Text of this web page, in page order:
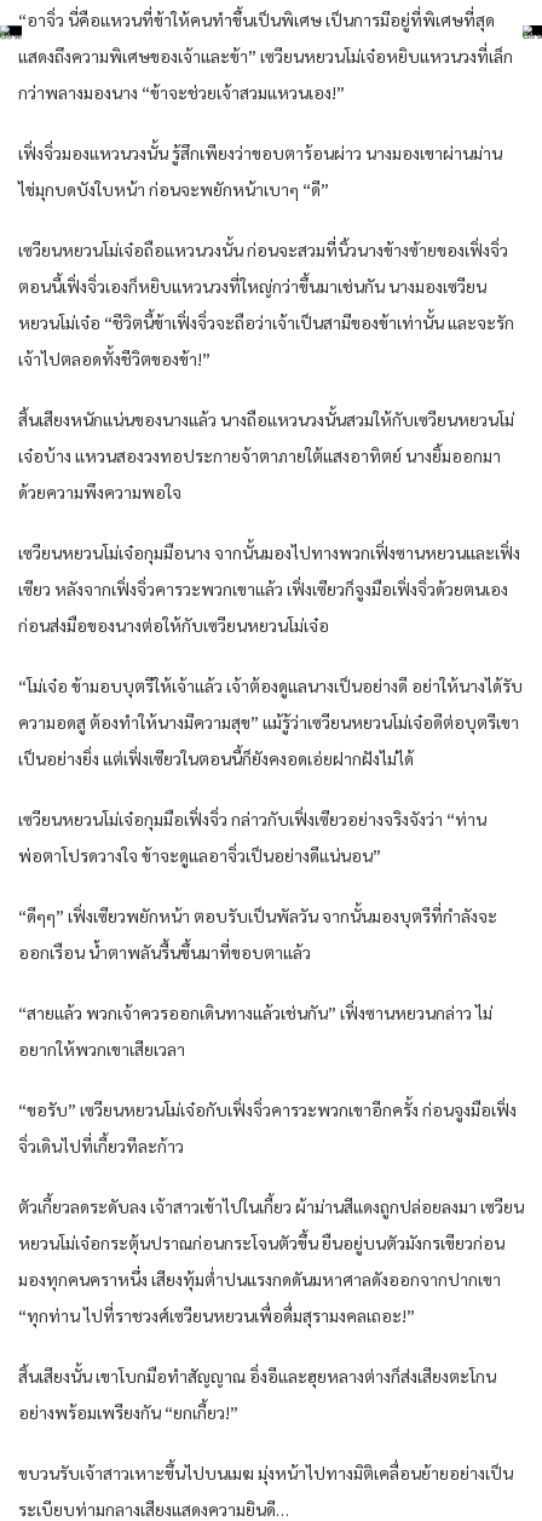
“อา​จิ่ว​ นี่​คือ​แหวน​ที่​ข้า​ให้​คน​ทำ​ขึ้น​เป็นพิเศษ​ เป็นการ​มีอยู่​ที่​พิเศษ​ที่สุด​
แสดงถึง​ความ​พิเศษ​ของ​เจ้าและ​ข้า​” เซวียน​หยวน​โม่เจ๋อ​หยิบ​แหวน​วง​ที่​เล็ก​
กว่า​พลาง​มอง​นาง​ “ข้า​จะช่วย​เจ้าสวม​แหวน​เอง​!”
เฟิ่งจิ่ว​มอง​แหวน​วง​นั้น​ รู้สึก​เพียง​ว่า​ขอบตา​ร้อนผ่าว​ นาง​มอง​เขา​ผ่าน​ม่าน​
ไข่มุก​บดบัง​ใบหน้า​ ก่อน​จะพยักหน้า​เบา​ๆ “ดี​”
เซวียน​หยวน​โม่เจ๋อ​ถือ​แหวน​วง​นั้น​ ก่อน​จะสวม​ที่​นิ้วนาง​ข้าง​ซ้าย​ของ​เฟิ่งจิ่ว​
ตอนนี้​เฟิ่งจิ่ว​เอง​ก็​หยิบ​แหวน​วง​ที่​ใหญ่​กว่า​ขึ้น​มาเช่นกัน​ นาง​มอง​เซวียน​
หยวน​โม่เจ๋อ​ “ชีวิต​นี้​ข้า​เฟิ่งจิ่ว​จะถือว่า​เจ้าเป็น​สามีของ​ข้า​เท่านั้น​ และ​จะรัก​
เจ้าไปตลอดทั้ง​ชีวิต​ของ​ข้า​!”
สิ้น​เสียง​หนักแน่น​ของ​นาง​แล้ว​ นาง​ถือ​แหวน​วง​นั้น​สวม​ให้​กับ​เซวียน​หยวน​โม่
เจ๋อ​บ้าง​ แหวน​สอ​งวง​ทอ​ประกาย​จ้าตา​ภายใต้​แสงอาทิตย์​ นาง​ยิ้ม​ออกมา​
ด้วย​ความ​พึง​ความพอใจ​
เซวียน​หยวน​โม่เจ๋อ​กุมมือ​นาง​ จากนั้น​มอง​ไปทาง​พวก​เฟิ่งซาน​หยวน​และ​เฟิ่ง
เซียว​ หลังจาก​เฟิ่งจิ่ว​คารวะ​พวกเขา​แล้ว​ เฟิ่งเซียว​ก็​จูงมือ​เฟิ่งจิ่ว​ด้วย​ตนเอง​
ก่อน​ส่งมือ​ของ​นาง​ต่อให้​กับ​เซวียน​หยวน​โม่เจ๋อ​
“โม่เจ๋อ​ ข้า​มอบ​บุตรี​ให้​เจ้าแล้ว​ เจ้าต้อง​ดูแล​นาง​เป็น​อย่าง​ดี​ อย่า​ให้​นาง​ได้รับ​
ความ​อดสู​ ต้อง​ทำให้​นาง​มีความสุข​” แม้รู้​ว่า​เซวียน​หยวน​โม่เจ๋อ​ดี​ต่อ​บุตรี​เขา​
เป็น​อย่างยิ่ง​ แต่​เฟิ่งเซียว​ใน​ตอนนี้​ก็​ยังคง​อด​เอ่ย​ฝากฝัง​ไม่ได้​
เซวียน​หยวน​โม่เจ๋อ​กุมมือ​เฟิ่งจิ่ว​ กล่าว​กับ​เฟิ่งเซียว​อย่าง​จริงจัง​ว่า​ “ท่าน​
พ่อตา​โปรด​วางใจ​ ข้า​จะดูแล​อา​จิ่ว​เป็น​อย่าง​ดี​แน่นอน​”
“ดี​ๆๆ” เฟิ่งเซียว​พยักหน้า​ ตอบรับ​เป็น​พัลวัน​ จากนั้น​มอง​บุตรี​ที่​กำลังจะ​
ออกเรือน​ น้ำตา​พลัน​รื้น​ขึ้น​มาที่​ขอบตา​แล้ว​
“สาย​แล้ว​ พวก​เจ้าควร​ออกเดินทาง​แล้ว​เช่นกัน​” เฟิ่งซาน​หยวน​กล่าว​ ไม่
อยาก​ให้​พวกเขา​เสียเวลา​
“ขอรับ​” เซวียน​หยวน​โม่เจ๋อ​กับ​เฟิ่งจิ่ว​คารวะ​พวกเขา​อีกครั้ง​ ก่อน​จูงมือ​เฟิ่ง
จิ่ว​เดิน​ไปที่​เกี้ยว​ทีละ​ก้าว​
ตัว​เกี้ยว​ลด​ระดับ​ลง​ เจ้าสาว​เข้าไป​ใน​เกี้ยว​ ผ้าม่าน​สีแดง​ถูก​ปล่อย​ลงมา​ เซวียน​
หยวน​โม่เจ๋อ​กระตุ้น​ปราณ​ก่อน​กระโจน​ตัว​ขึ้น​ ยืน​อยู่​บน​ตัว​มังกร​เขียว​ก่อน​
มอง​ทุกคน​ครา​หนึ่ง​ เสียงทุ้ม​ต่ำ​ปน​แรงกดดัน​มหาศาล​ดัง​ออกจาก​ปาก​เขา​
“ทุกท่าน​ ไปที่​ราชวงศ์​เซวียน​หยวน​เพื่อ​ดื่ม​สุรา​มงคล​เถอะ​!”
สิ้น​เสียง​นั้น​ เขา​โบกมือ​ทำ​สัญญาณ อิ่ง​อี​และ​ฮุย​หลา​งต่าง​ก็​ส่งเสียง​ตะโกน​
อย่าง​พร้อมเพรียงกัน​ “ยก​เกี้ยว​!”
ขบวน​รับ​เจ้าสาว​เหาะ​ขึ้นไป​บน​เมฆ มุ่งหน้า​ไปทาง​มิติ​เคลื่อนย้าย​อย่าง​เป็น
ระเบียบ​ท่ามกลาง​เสียง​แสดงความยินดี​…